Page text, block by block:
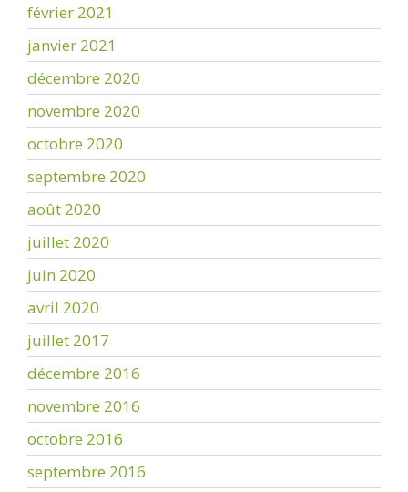
février 2021
janvier 2021
décembre 2020
novembre 2020
octobre 2020
septembre 2020
août 2020
juillet 2020
juin 2020
avril 2020
juillet 2017
décembre 2016
novembre 2016
octobre 2016
septembre 2016